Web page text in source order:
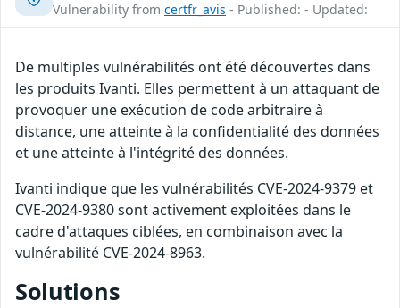
Vulnerability from certfr_avis - Published: - Updated:
De multiples vulnérabilités ont été découvertes dans
les produits Ivanti. Elles permettent à un attaquant de
provoquer une exécution de code arbitraire à
distance, une atteinte à la confidentialité des données
et une atteinte à l'intégrité des données.
Ivanti indique que les vulnérabilités CVE-2024-9379 et
CVE-2024-9380 sont activement exploitées dans le
cadre d'attaques ciblées, en combinaison avec la
vulnérabilité CVE-2024-8963.
Solutions